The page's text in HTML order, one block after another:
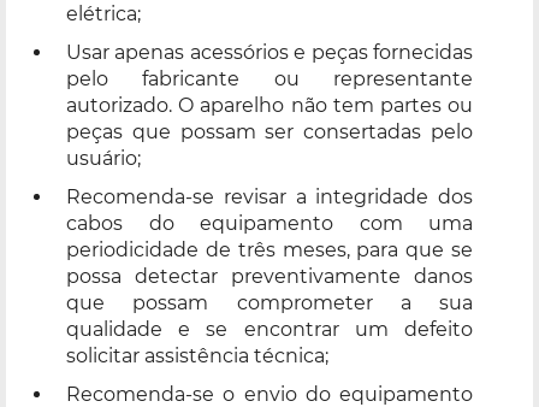
elétrica;
Usar apenas acessórios e peças fornecidas
pelo fabricante ou representante
autorizado. O aparelho não tem partes ou
peças que possam ser consertadas pelo
usuário;
Recomenda-se revisar a integridade dos
cabos do equipamento com uma
periodicidade de três meses, para que se
possa detectar preventivamente danos
que possam comprometer a sua
qualidade e se encontrar um defeito
solicitar assistência técnica;
Recomenda-se o envio do equipamento